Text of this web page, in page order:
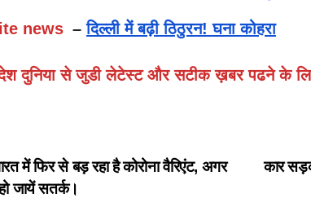
news – दिल्ली में बढ़ी ठिठुरन! घना कोहरा
दुनिया से जुडी लेटेस्ट और सटीक ख़बर पढने के
कार
में फिर से बड़ रहा है कोरोना वैरिएंट, अगर
जायें सतर्क।